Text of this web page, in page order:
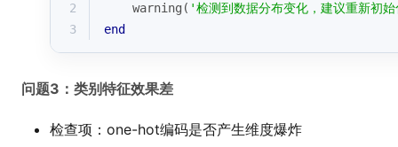
2
    warning(
'检测到数据分布变化，建议重新初
3
end
问题3：类别特征效果差
检查项：one-hot编码是否产生维度爆炸